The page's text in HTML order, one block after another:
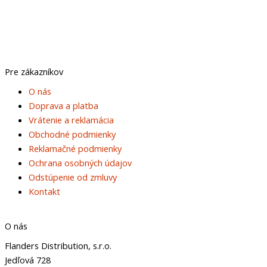
Pre zákazníkov
Main
Menu
O nás
Doprava a platba
Vrátenie a reklamácia
Obchodné podmienky
Reklamačné podmienky
Ochrana osobných údajov
Odstúpenie od zmluvy
Kontakt
O nás
Flanders Distribution, s.r.o.
Jedľová 728